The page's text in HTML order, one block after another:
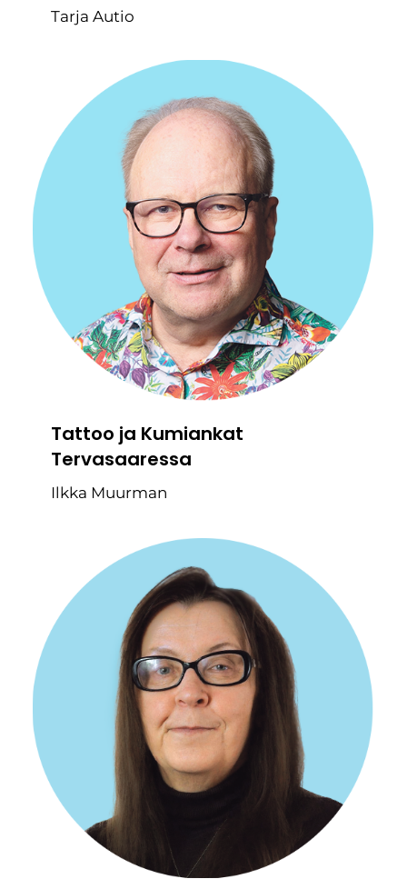
Tarja Autio
Tattoo ja Kumiankat
Tervasaaressa
Ilkka Muurman